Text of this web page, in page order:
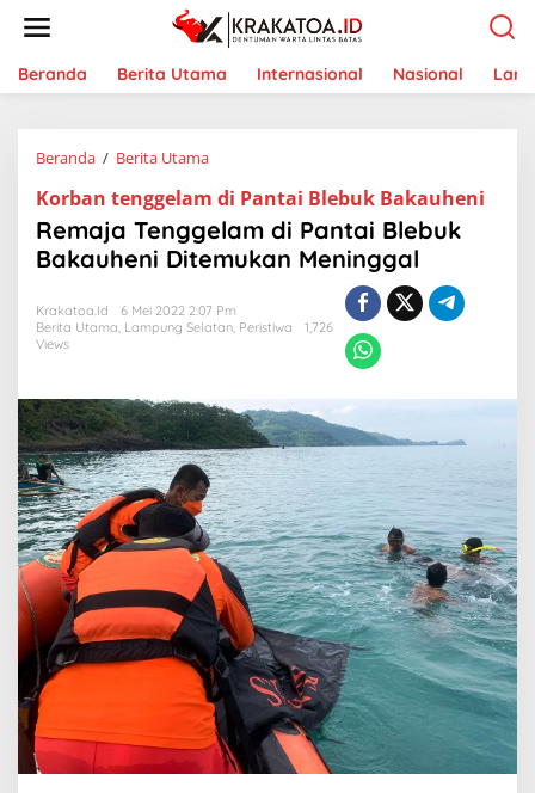
t
Beranda Berita Utama Internasional Nasional
Beranda / Berita Utama
m
a
j
a
e
n
l
a
m
d
i
P
a
n
t
a
i
B
l
e
b
u
k
B
Korban tenggelam di Pantai Blebuk Bakauheni
Remaja Tenggelam di Pantai Blebuk
Bakauheni Ditemukan Meninggal
Krakatoa.id
6 Mei 2022 2:07 Pm
Berita Utama, Lampung Selatan, Peristiwa
1,726
Views